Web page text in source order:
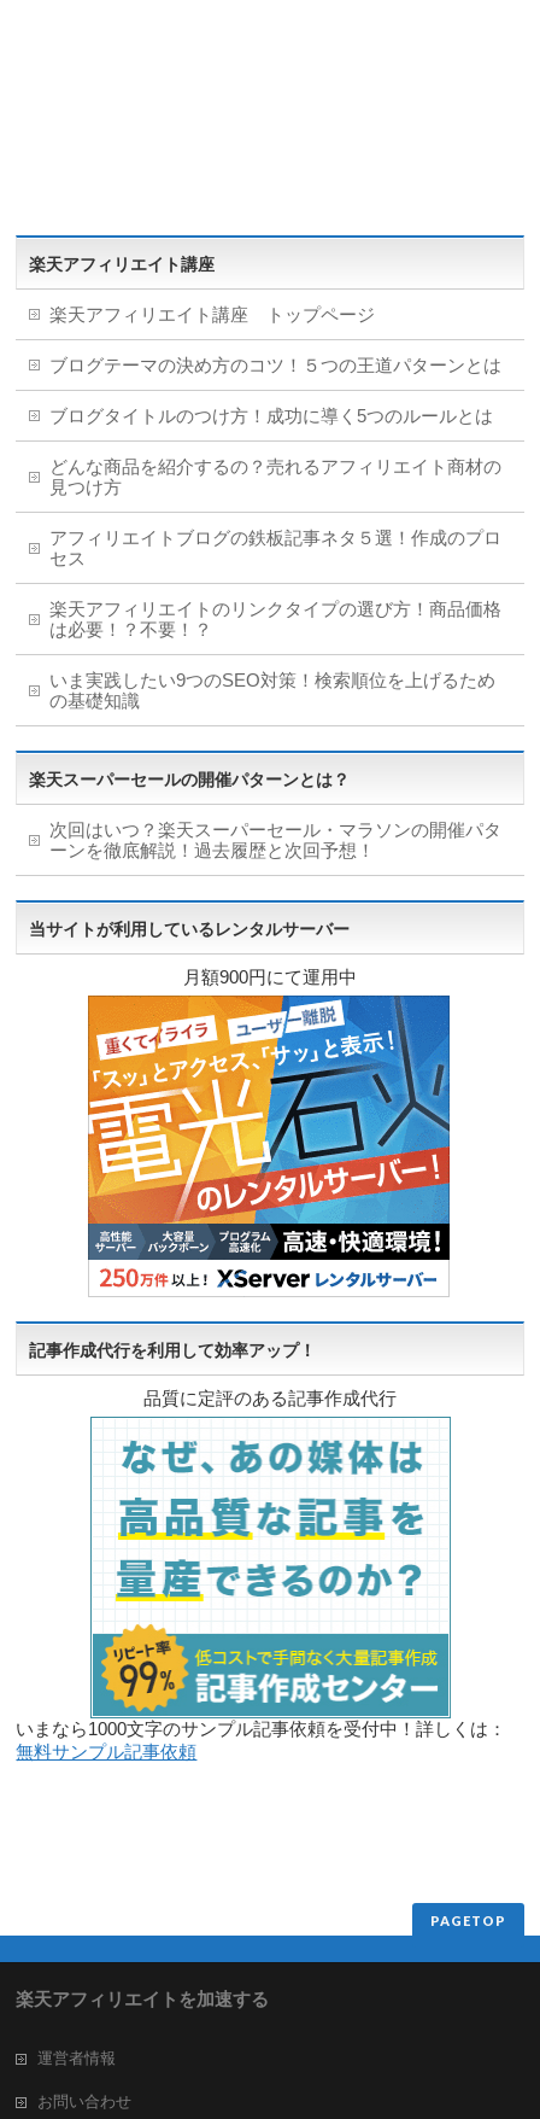
楽天アフィリエイト講座
楽天アフィリエイト講座 トップページ
ブログテーマの決め方のコツ！５つの王道パターンとは
ブログタイトルのつけ方！成功に導く5つのルールとは
どんな商品を紹介するの？売れるアフィリエイト商材の
見つけ方
アフィリエイトブログの鉄板記事ネタ５選！作成のプロ
セス
楽天アフィリエイトのリンクタイプの選び方！商品価格
は必要！？不要！？
いま実践したい9つのSEO対策！検索順位を上げるため
の基礎知識
楽天スーパーセールの開催パターンとは？
次回はいつ？楽天スーパーセール・マラソンの開催パタ
ーンを徹底解説！過去履歴と次回予想！
当サイトが利用しているレンタルサーバー
月額900円にて運用中
記事作成代行を利用して効率アップ！
品質に定評のある記事作成代行
いまなら1000文字のサンプル記事依頼を受付中！詳しくは：
無料サンプル記事依頼
PAGETOP
楽天アフィリエイトを加速する
運営者情報
お問い合わせ